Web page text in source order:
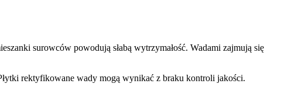
surowców powodują słabą wytrzymałość. Wadami zajmują się
rektyfikowane wady mogą wynikać z braku kontroli jakości.